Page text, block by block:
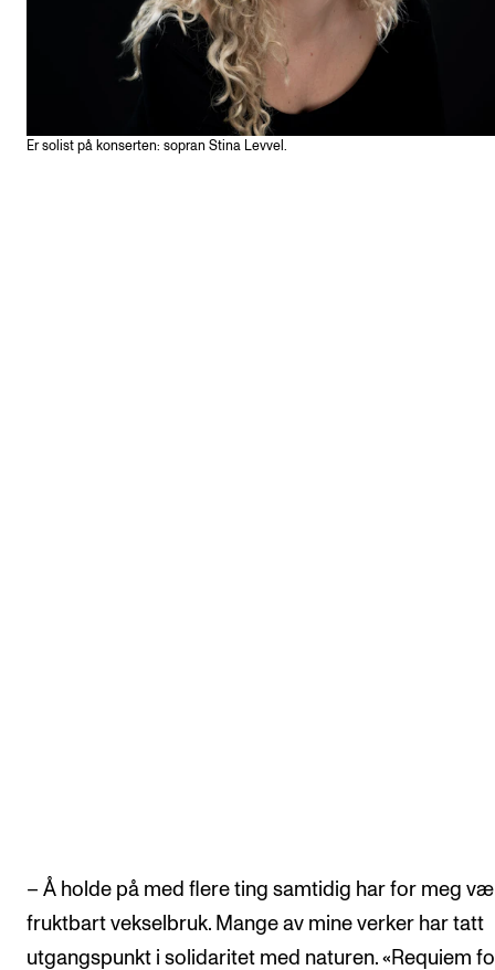
Er solist på konserten: sopran Stina Levvel.
– Å holde på med flere ting samtidig har for meg
fruktbart vekselbruk. Mange av mine verker har tatt
utgangspunkt i solidaritet med naturen. «Requiem